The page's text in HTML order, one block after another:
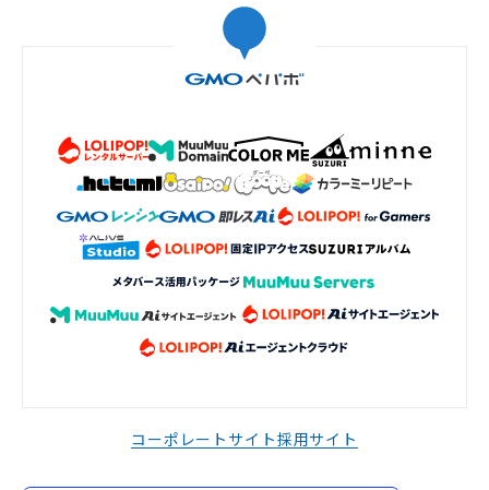
コーポレートサイト採用サイト